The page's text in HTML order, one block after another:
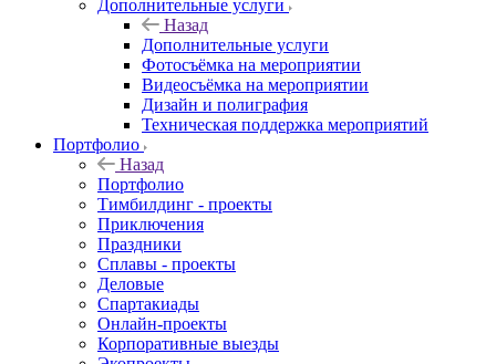
Дополнительные услуги
Назад
Дополнительные услуги
Фотосъёмка на мероприятии
Видеосъёмка на мероприятии
Дизайн и полиграфия
Техническая поддержка мероприятий
Портфолио
Назад
Портфолио
Тимбилдинг - проекты
Приключения
Праздники
Сплавы - проекты
Деловые
Спартакиады
Онлайн-проекты
Корпоративные выезды